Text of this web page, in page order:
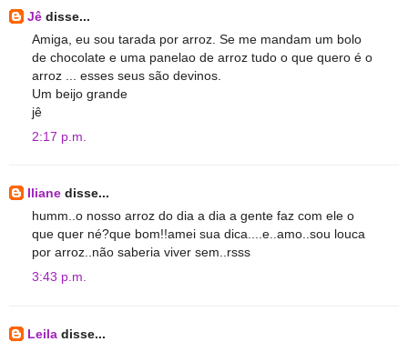
Jê disse...
Amiga, eu sou tarada por arroz. Se me mandam um bolo
de chocolate e uma panelao de arroz tudo o que quero é o
arroz ... esses seus são devinos.
Um beijo grande
jê
2:17 p.m.
Iliane disse...
humm..o nosso arroz do dia a dia a gente faz com ele o
que quer né?que bom!!amei sua dica....e..amo..sou louca
por arroz..não saberia viver sem..rsss
3:43 p.m.
Leila disse...